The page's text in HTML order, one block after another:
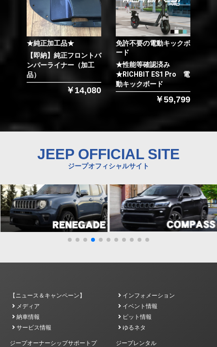
★純正加工品★
【即納】純正フロントバ
ンパーライナー（加工
品）
￥14,080
免許不要の電動キックボ
ード
★性能等確認済み
★RICHBIT ES1 Pro 電
動キックボード
￥59,799
JEEP OFFICIAL SITE
ジープオフィシャルサイト
【ニュース＆キャンペーン】
インフォメーション
メディア
イベント情報
納車情報
ピット情報
サービス情報
ゆるネタ
ジープオーナーシップサポートプ
ジープレンタル